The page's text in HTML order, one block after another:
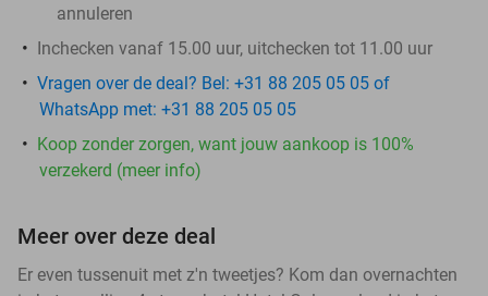
annuleren
Inchecken vanaf 15.00 uur, uitchecken tot 11.00 uur
Vragen over de deal? Bel: +31 88 205 05 05 of
WhatsApp met: +31 88 205 05 05
Koop zonder zorgen, want jouw aankoop is 100%
verzekerd (meer info)
Meer over deze deal
Er even tussenuit met z'n tweetjes? Kom dan overnachten